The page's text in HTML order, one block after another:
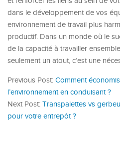
dans le développement de vos
environnement de travail plus
productif. Dans un monde où le
de la capacité à travailler
seulement un atout, c’est une
Previous Post: Comment
l’environnement en conduisant ?
Next Post: Transpalettes vs
pour votre entrepôt ?